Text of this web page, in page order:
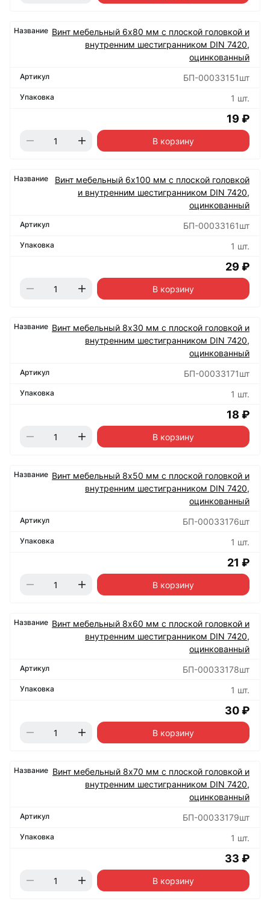
Винт мебельный 6х80 мм с плоской головкой и
внутренним шестигранником DIN 7420,
оцинкованный
БП-00033151шт
1 шт.
19 ₽
В корзину
Винт мебельный 6х100 мм с плоской головкой
и внутренним шестигранником DIN 7420,
оцинкованный
БП-00033161шт
1 шт.
29 ₽
В корзину
Винт мебельный 8х30 мм с плоской головкой и
внутренним шестигранником DIN 7420,
оцинкованный
БП-00033171шт
1 шт.
18 ₽
В корзину
Винт мебельный 8х50 мм с плоской головкой и
внутренним шестигранником DIN 7420,
оцинкованный
БП-00033176шт
1 шт.
21 ₽
В корзину
Винт мебельный 8х60 мм с плоской головкой и
внутренним шестигранником DIN 7420,
оцинкованный
БП-00033178шт
1 шт.
30 ₽
В корзину
Винт мебельный 8х70 мм с плоской головкой и
внутренним шестигранником DIN 7420,
оцинкованный
БП-00033179шт
1 шт.
33 ₽
В корзину